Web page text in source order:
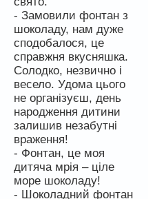
- Замовили фонтан з
шоколаду, нам дуже
сподобалося, це
справжня вкусняшка.
Солодко, незвично і
весело. Удома цього
не організуєш, день
народження дитини
залишив незабутні
враження!
- Фонтан, це моя
дитяча мрія – ціле
море шоколаду!
- Шоколадний фонтан